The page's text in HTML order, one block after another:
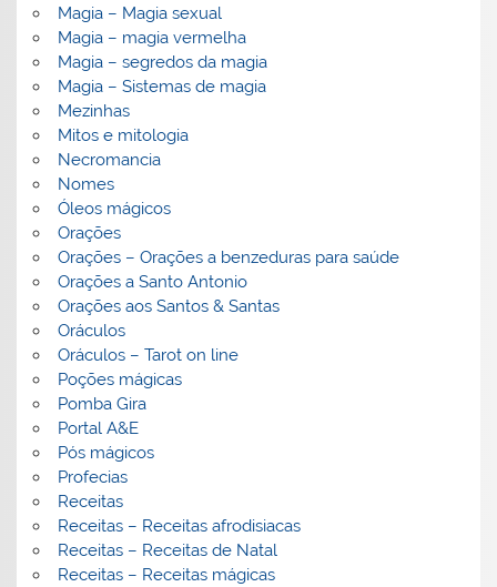
Magia – Magia sexual
Magia – magia vermelha
Magia – segredos da magia
Magia – Sistemas de magia
Mezinhas
Mitos e mitologia
Necromancia
Nomes
Óleos mágicos
Orações
Orações – Orações a benzeduras para saúde
Orações a Santo Antonio
Orações aos Santos & Santas
Oráculos
Oráculos – Tarot on line
Poções mágicas
Pomba Gira
Portal A&E
Pós mágicos
Profecias
Receitas
Receitas – Receitas afrodisiacas
Receitas – Receitas de Natal
Receitas – Receitas mágicas